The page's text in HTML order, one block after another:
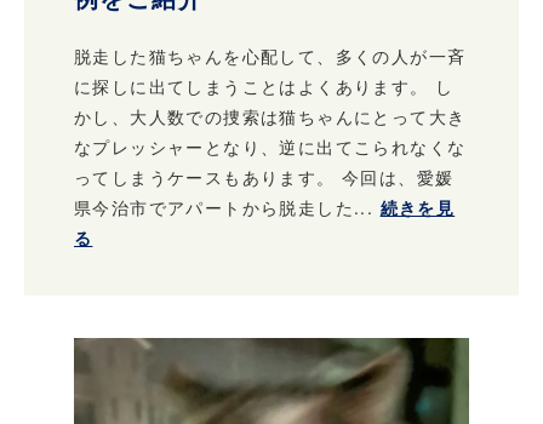
脱走した猫ちゃんを心配して、多くの人が一斉
に探しに出てしまうことはよくあります。 し
かし、大人数での捜索は猫ちゃんにとって大き
なプレッシャーとなり、逆に出てこられなくな
ってしまうケースもあります。 今回は、愛媛
県今治市でアパートから脱走した... 続きを見
る